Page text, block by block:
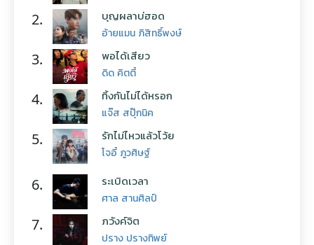
2. บุญผลาบ่ฮอด
อ้ายแมน ภิสิทธิ์พงษ์
3. พอได้เสียว
ดิด คิตตี้
4. ทิ้งกันไม่ได้หรอก
แจ๊ส สปุ๊กนิค
5. รักไม่ไหวแล้วโว้ย
โจอี้ ภูวศิษฐ์
6. ระเบิดเวลา
ศาล สานศิลป์
7. ภวังค์จิต
ปราง ปรางทิพย์